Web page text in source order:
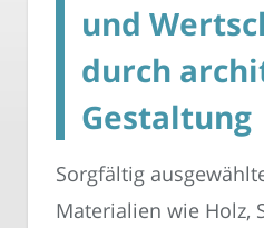
und
durch
Gestaltung
Sorgfältig
Materialien wie Holz,